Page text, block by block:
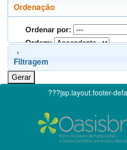
Ordenação
Ordenar por:
Ordem:
Filtragem
???jsp.layout.footer-